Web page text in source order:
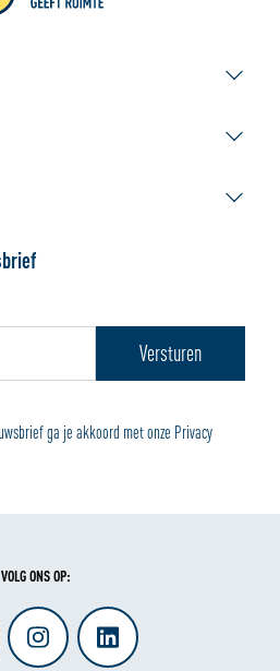
ga je akkoord met onze Privacy
VOLG ONS OP: